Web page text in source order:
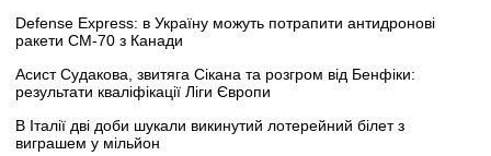
Defense Express: в Україну можуть потрапити антидронові
ракети CM-70 з Канади
Асист Судакова, звитяга Сікана та розгром від Бенфіки:
результати кваліфікації Ліги Європи
В Італії дві доби шукали викинутий лотерейний білет з
виграшем у мільйон